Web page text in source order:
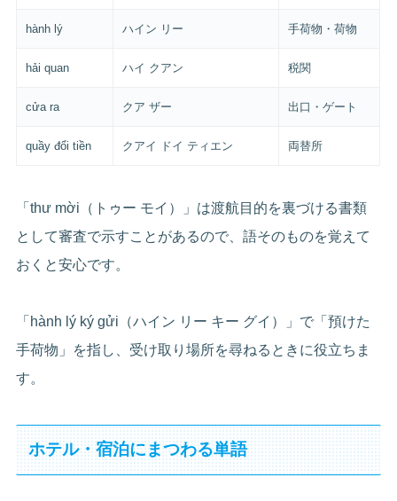
hành lý ハイン リー 手荷物・荷物
hải quan ハイ クアン 税関
cửa ra クア ザー 出口・ゲート
quầy đổi tiền クアイ ドイ ティエン 両替所
「thư mời（トゥー モイ）」は渡航目的を裏づける書類
として審査で示すことがあるので、語そのものを覚えて
おくと安心です。
「hành lý ký gửi（ハイン リー キー グイ）」で「預けた
手荷物」を指し、受け取り場所を尋ねるときに役立ちま
す。
ホテル・宿泊にまつわる単語